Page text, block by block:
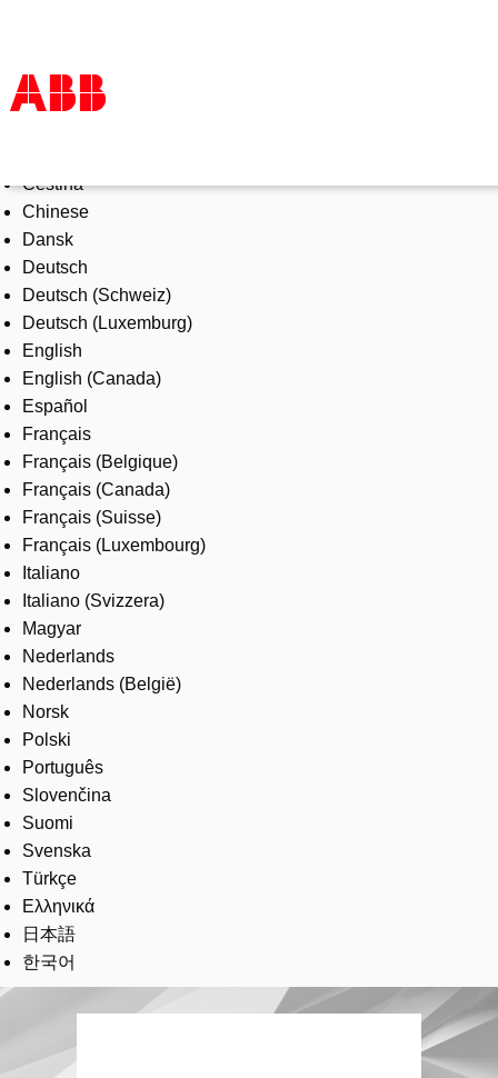
Products & Solutions
Industries
Services
About us
Where to buy
Contact us
Careers
Čeština
Chinese
Dansk
Deutsch
Deutsch (Schweiz)
Deutsch (Luxemburg)
English
English (Canada)
Español
Français
Français (Belgique)
Français (Canada)
Français (Suisse)
Français (Luxembourg)
Italiano
Italiano (Svizzera)
Magyar
Nederlands
Nederlands (België)
Norsk
Polski
Português
Slovenčina
Suomi
Svenska
Türkçe
Ελληνικά
日本語
한국어